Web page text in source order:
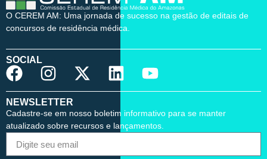
O CEREM AM: Uma jornada de sucesso na gestão de editais de
concursos de residência médica.
SOCIAL
NEWSLETTER
Cadastre-se em nosso boletim informativo para se manter
atualizado sobre recursos e lançamentos.